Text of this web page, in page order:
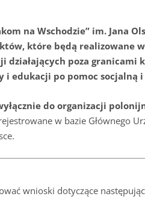
na Wschodzie” im. Jana
które będą realizowane
działających poza granicami
i edukacji po pomoc socjalną
do organizacji
w bazie Głównego
wnioski dotyczące